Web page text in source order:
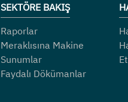
SEKTÖRE BAKIŞ
Raporlar
Meraklısına Makine
Sunumlar
Faydalı Dökümanlar